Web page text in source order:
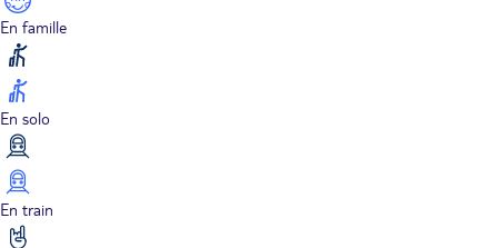
En famille
En solo
En train